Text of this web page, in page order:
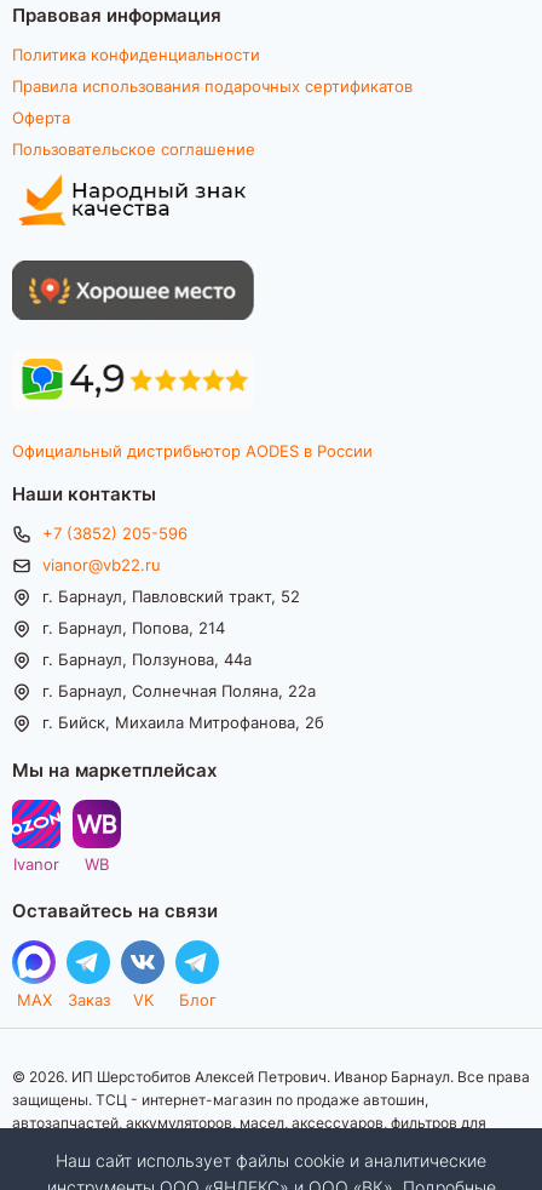
Правовая информация
Политика конфиденциальности
Правила использования подарочных сертификатов
Оферта
Пользовательское соглашение
Официальный дистрибьютор AODES в России
Наши контакты
+7 (3852) 205-596
vianor@vb22.ru
г. Барнаул, Павловский тракт, 52
г. Барнаул, Попова, 214
г. Барнаул, Ползунова, 44а
г. Барнаул, Солнечная Поляна, 22а
г. Бийск, Михаила Митрофанова, 2б
Мы на маркетплейсах
Ivanor WB
Оставайтесь на связи
MAX Заказ VK Блог
© 2026. ИП Шерстобитов Алексей Петрович. Иванор Барнаул. Все права
защищены. ТСЦ - интернет-магазин по продаже автошин,
автозапчастей, аккумуляторов, масел, аксессуаров, фильтров для
информационный характер. Представленная информация о товарах, их
Наш сайт использует файлы cookie и аналитические